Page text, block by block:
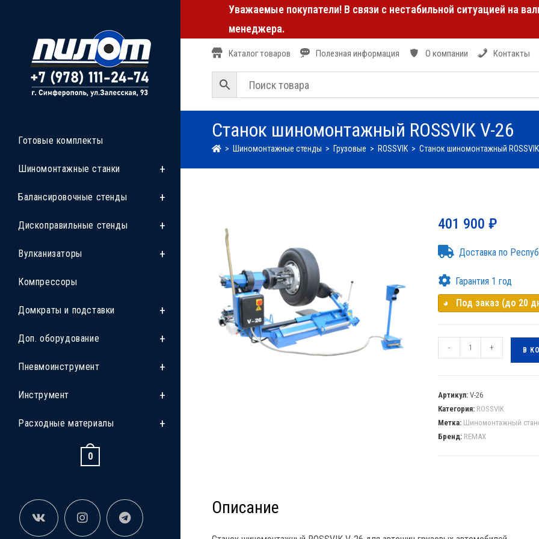
Уважаемые покупатели! В связи с нестабильной ситуацией на
менеджера.
Каталог товаров Полезная информация О компании Контакты
Готовые комплекты
Шиномонтажные станки
Балансировочные стенды
Дископравильные стенды
Вулканизаторы
Компрессоры
Домкраты и подставки
Доп. оборудование
Пневмоинструмент
Инструмент
Расходные материалы
0
Станок шиномонтажный ROSSVIK V-26
> Шиномонтажные стенды > Грузовые > ROSSVIK > Станок шиномонтажный
401 900₽
Доставка по
Гарантия 1 год
◕⠀Под заказ (до 20
- + В
Артикул:V-26
Категория: ROSSVIK
Метка: Шиномонтажный
Бренд: REMAX
Описание